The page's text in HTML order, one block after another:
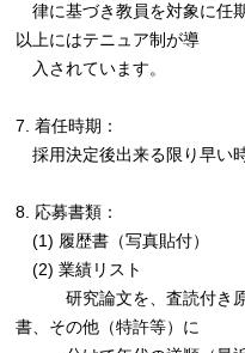
律に基づき教員を対象に任
以上にはテニュア制が導
入されています。
7. 着任時期：
採用決定後出来る限り早い
8. 応募書類：
(1) 履歴書（写真貼付）
(2) 業績リスト
研究論文を、査読付き原
書、その他（特許等）に